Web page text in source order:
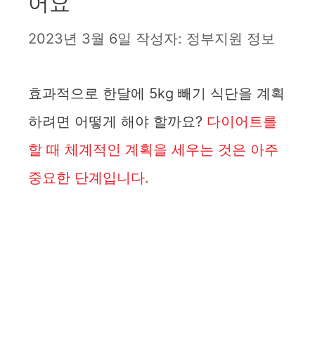
2023년 3월 6일 작성자: 정부지원 정보
효과적으로 한달에 5kg 빼기 식단을 계획
하려면 어떻게 해야 할까요? 다이어트를
할 때 체계적인 계획을 세우는 것은 아주
중요한 단계입니다.